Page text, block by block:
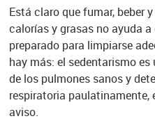
Está claro que fumar, beber
calorías y grasas no ayuda
preparado para limpiarse
hay más: el sedentarismo
de los pulmones sanos y
respiratoria paulatinamente,
aviso.